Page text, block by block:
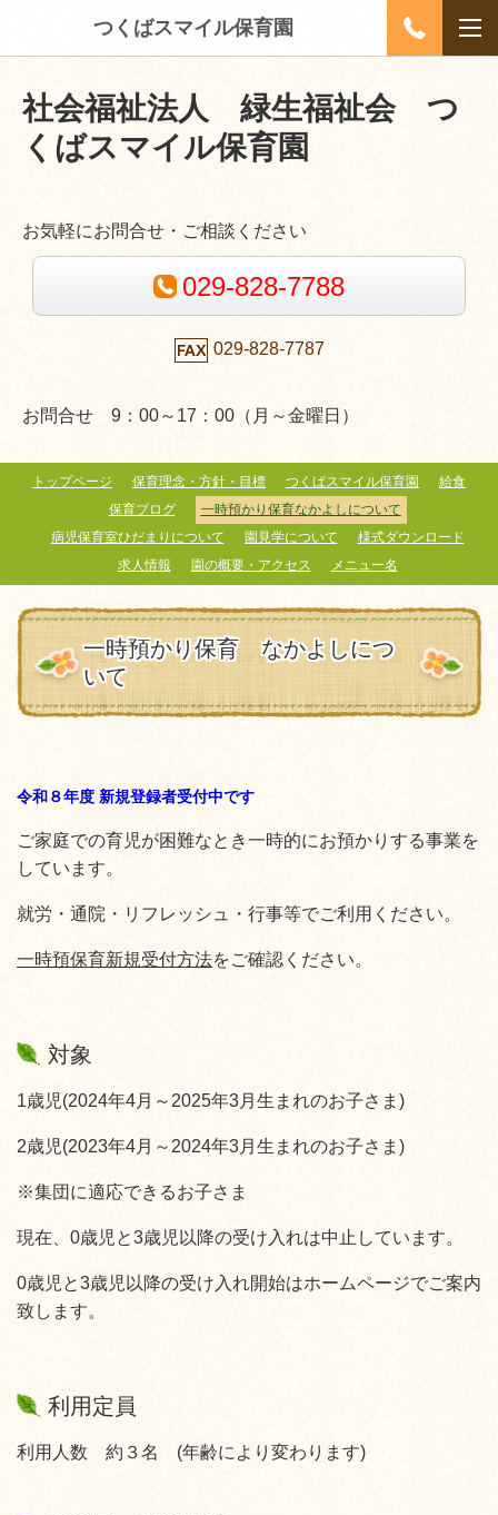
つくばスマイル保育園
社会福祉法人 緑生福祉会 つ
くばスマイル保育園
お気軽にお問合せ・ご相談ください
029-828-7788
029-828-7787
お問合せ 9：00～17：00（月～金曜日）
トップページ 保育理念・方針・目標 つくばスマイル保育園
給食
保育ブログ
一時預かり保育なかよしについて
病児保育室ひだまりについて
園見学について
様式ダウンロード
求人情報
園の概要・アクセス メニュー名
一時預かり保育 なかよしにつ
いて
令和８年度 新規登録者受付中です
ご家庭での育児が困難なとき一時的にお預かりする事業を
しています。
就労・通院・リフレッシュ・行事等でご利用ください。
一時預保育新規受付方法をご確認ください。
対象
1歳児(2024年4月～2025年3月生まれのお子さま)
2歳児(2023年4月～2024年3月生まれのお子さま)
※集団に適応できるお子さま
現在、0歳児と3歳児以降の受け入れは中止しています。
0歳児と3歳児以降の受け入れ開始はホームページでご案内
致します。
利用定員
利用人数 約３名 (年齢により変わります)